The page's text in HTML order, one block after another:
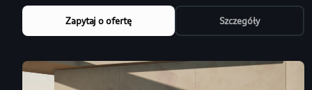
Zapytaj o ofertę Szczegóły